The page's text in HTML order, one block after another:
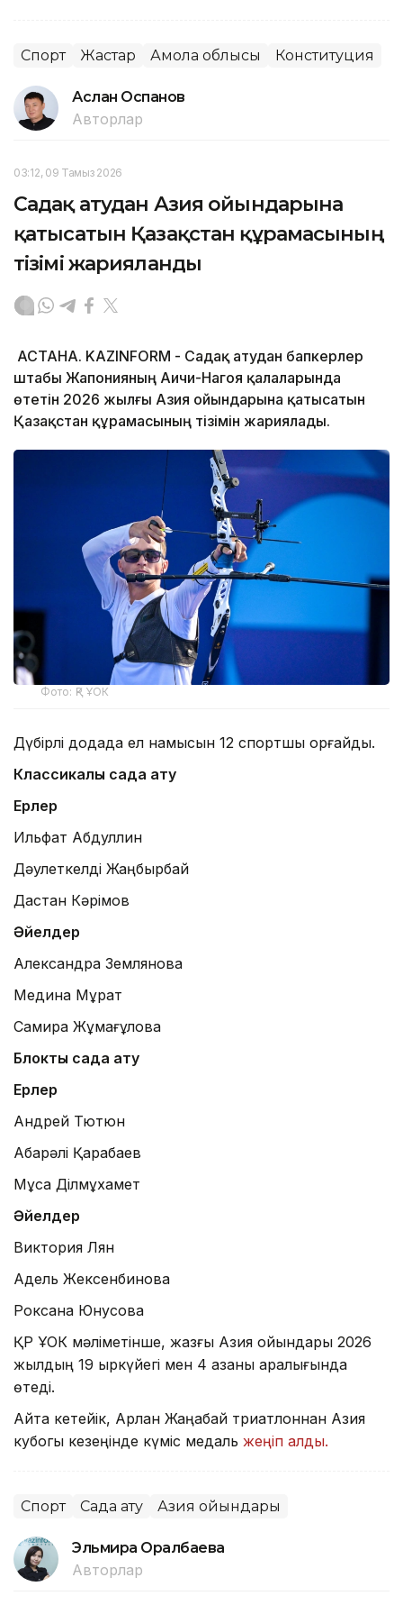
Спорт Жастар Ақмола облысы Конституция
Аслан Оспанов
Авторлар
03:12, 09 Тамыз 2026
Садақ атудан Азия ойындарына
қатысатын Қазақстан құрамасының
тізімі жарияланды
АСТАНА. KAZINFORM - Садақ атудан бапкерлер
штабы Жапонияның Аичи-Нагоя қалаларында
өтетін 2026 жылғы Азия ойындарына қатысатын
Қазақстан құрамасының тізімін жариялады.
Фото: ҚР ҰОК
Дүбірлі додада ел намысын 12 спортшы қорғайды.
Классикалық садақ ату
Ерлер
Ильфат Абдуллин
Дәулеткелді Жаңбырбай
Дастан Кәрімов
Әйелдер
Александра Землянова
Медина Мұрат
Самира Жұмағұлова
Блоктық садақ ату
Ерлер
Андрей Тютюн
Ақбарәлі Қарабаев
Мұса Ділмұхамет
Әйелдер
Виктория Лян
Адель Жексенбинова
Роксана Юнусова
ҚР ҰОК мәліметінше, жазғы Азия ойындары 2026
жылдың 19 қыркүйегі мен 4 қазаны аралығында
өтеді.
Айта кетейік, Арлан Жаңабай триатлоннан Азия
кубогы кезеңінде күміс медаль жеңіп алды.
Спорт Садақ ату Азия ойындары
Эльмира Оралбаева
Авторлар